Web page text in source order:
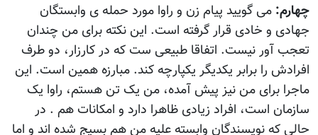
چهارم: می گوييد پيام زن و راوا مورد حمله ی وابستگان
جهادی و خادی قرار گرفته است. اين نکته برای من چندان
تعجب آور نيست. اتفاقا طبيعی ست که در کارزار، دو طرف
افرادش را برابر يکديگر يکپارچه کند. مبارزه همين است. اين
ماجرا برای من نيز پيش آمده، من يک تن هستم، راوا يک
سازمان است، افراد زيادی ظاهرا دارد و امکانات هم . در
حالی که نويسندگان وابسته عليه من هم بسيج شده اند و اما